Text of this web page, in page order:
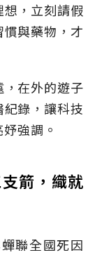
，立刻請假
與藥物，才
，在外的遊子
錄，讓科技
強調。
箭，織就
聯全國死因